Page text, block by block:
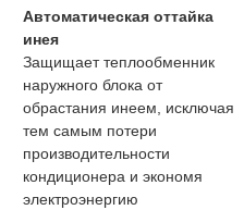
Автоматическая оттайка
инея
Защищает теплообменник
наружного блока от
обрастания инеем, исключая
тем самым потери
производительности
кондиционера и экономя
электроэнергию